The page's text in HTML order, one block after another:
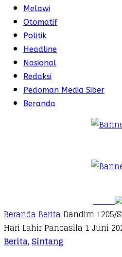
Melawi
Otomatif
Politik
Headline
Nasional
Redaksi
Pedoman Media Siber
Beranda
BerandaBeritaDandim 1205/
Hari Lahir Pancasila 1 Juni
Berita,Sintang